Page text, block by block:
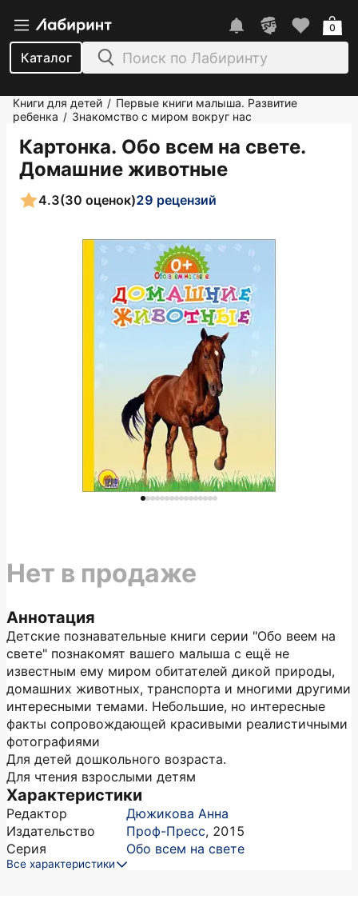
Каталог
0
Книги для детей / Первые книги малыша. Развитие
ребенка / Знакомство с миром вокруг нас
Картонка. Обо всем на свете.
Домашние животные
4.3(30 оценок)29 рецензий
Аннотация
Детские познавательные книги серии "Обо веем на
свете" познакомят вашего малыша с ещё не
известным ему миром обитателей дикой природы,
домашних животных, транспорта и многими другими
интересными темами. Небольшие, но интересные
факты сопровождающей красивыми реалистичными
фотографиями
Для детей дошкольного возраста.
Для чтения взрослыми детям
Характеристики
Редактор
Дюжикова Анна
Издательство
Проф-Пресс, 2015
Серия
Обо всем на свете
Все характеристики
Нет в продаже